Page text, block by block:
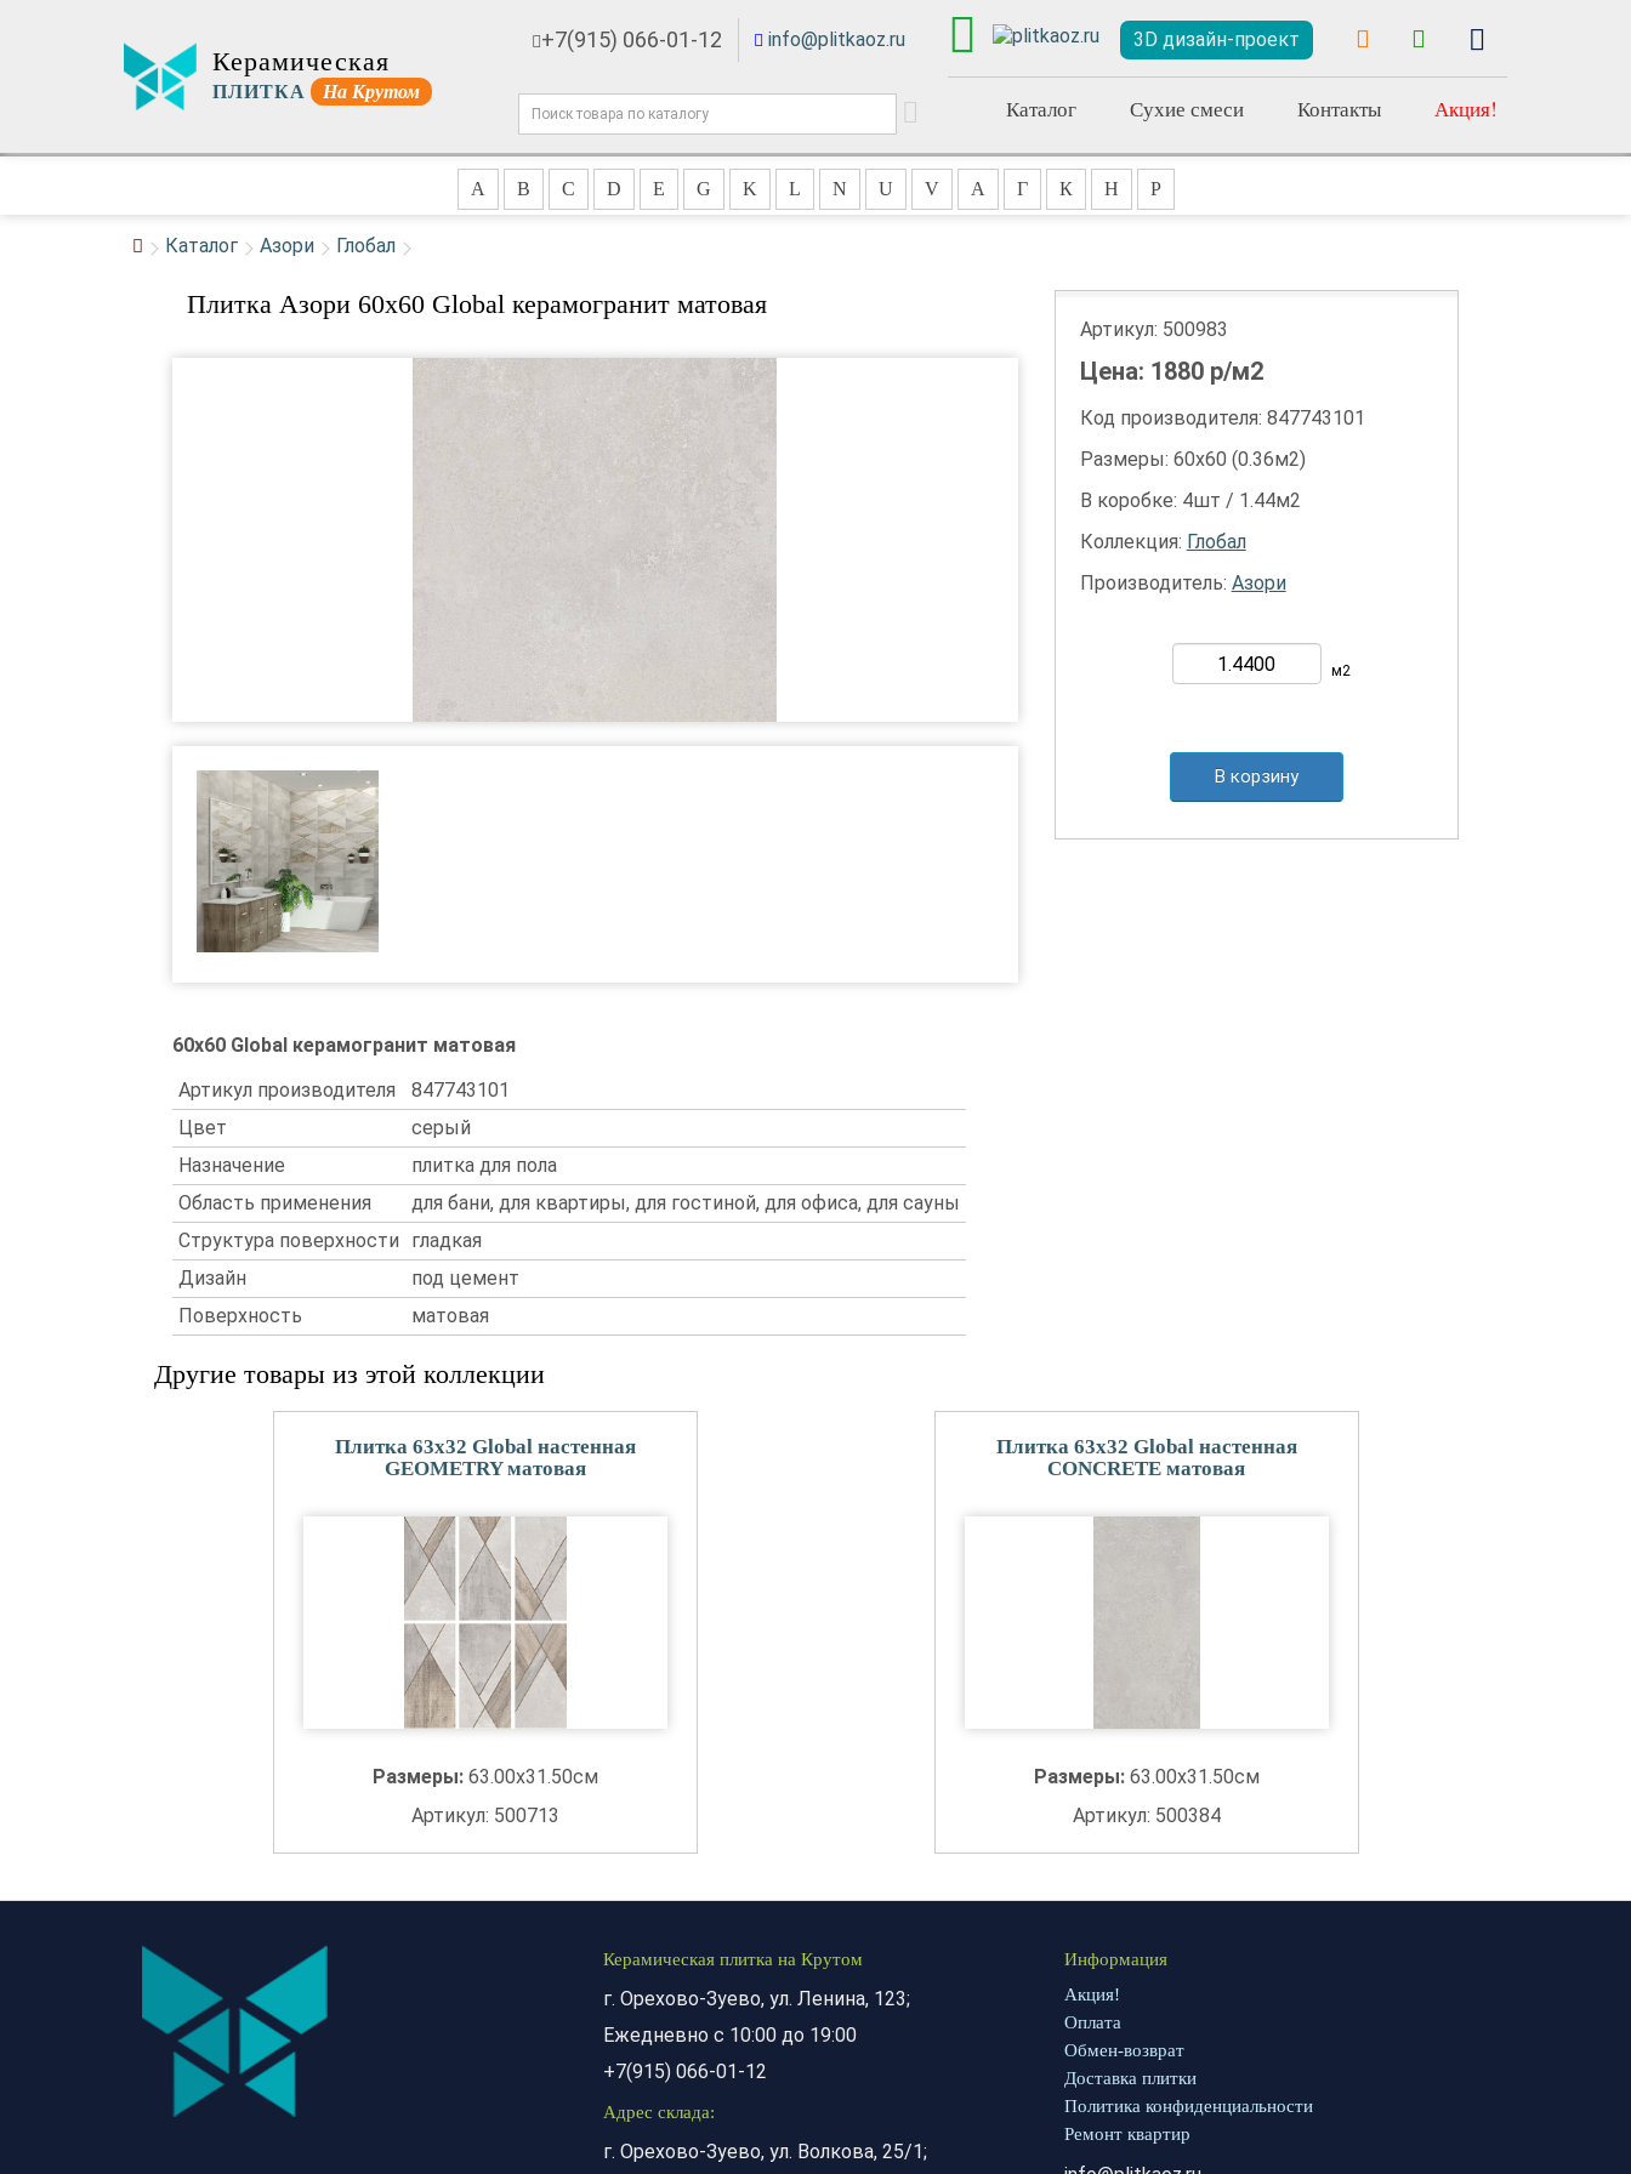
Керамическая
ПЛИТКА На Крутом
+7(915) 066-01-12 info@plitkaoz.ru 3D дизайн-проект
Каталог Сухие смеси Контакты Акция!
A B C D E G K L N U V А Г К Н Р
Каталог Азори Глобал
Плитка Азори 60x60 Global керамогранит матовая
60x60 Global керамогранит матовая
Артикул производителя
847743101
Цвет
серый
Назначение
плитка для пола
Область применения
для бани, для квартиры, для гостиной, для офиса, для сауны
Структура поверхности
гладкая
Дизайн
под цемент
Поверхность
матовая
Артикул: 500983
Цена: 1880р/м2
Код производителя: 847743101
Размеры: 60х60 (0.36м2)
В коробке: 4шт / 1.44м2
Коллекция: Глобал
Производитель: Азори
м2
В корзину
Другие товары из этой коллекции
Плитка 63x32 Global настенная
GEOMETRY матовая
Размеры: 63.00x31.50см
Артикул: 500713
Плитка 63x32 Global настенная
CONCRETE матовая
Размеры: 63.00x31.50см
Артикул: 500384
Керамическая плитка на Крутом
г. Орехово-Зуево, ул. Ленина, 123;
Ежедневно с 10:00 до 19:00
+7(915) 066-01-12
Адрес склада:
г. Орехово-Зуево, ул. Волкова, 25/1;
Информация
Акция!
Оплата
Обмен-возврат
Доставка плитки
Политика конфиденциальности
Ремонт квартир